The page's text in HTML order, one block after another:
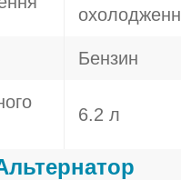
Бензин
6.2 л